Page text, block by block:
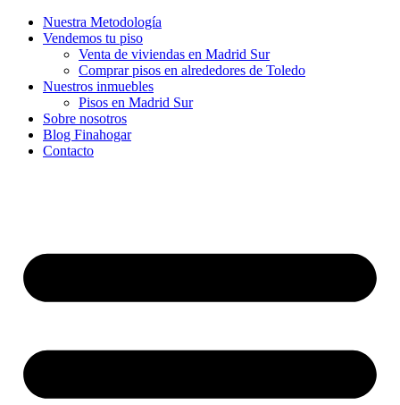
Nuestra Metodología
Vendemos tu piso
Venta de viviendas en Madrid Sur
Comprar pisos en alrededores de Toledo
Nuestros inmuebles
Pisos en Madrid Sur
Sobre nosotros
Blog Finahogar
Contacto